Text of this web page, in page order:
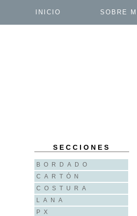
INICIO SOBRE MI
SECCIONES
BORDADO
CARTÓN
COSTURA
LANA
PX